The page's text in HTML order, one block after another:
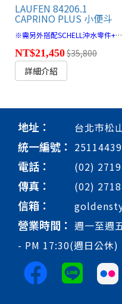
LAUFEN 84206.1
CAPRINO PLUS 小便斗
※需另外搭配SCHELL沖水零件+面板 🔗
NT$21,450$35,800
詳細介紹
地址： 台北市松
統一編號： 25114439
電話： (02)
傳真： (02)
信箱：
營業時間： 週一至週
- PM 17:30(週日公休)